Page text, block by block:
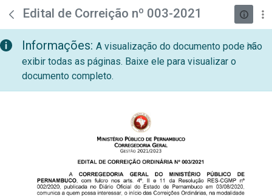
Pular para o Conteúdo principal
teste descricao
Edital de Correição nº 003-2021
Informações: A visualização do documento pode não
exibir todas as páginas. Baixe ele para visualizar o
documento completo.